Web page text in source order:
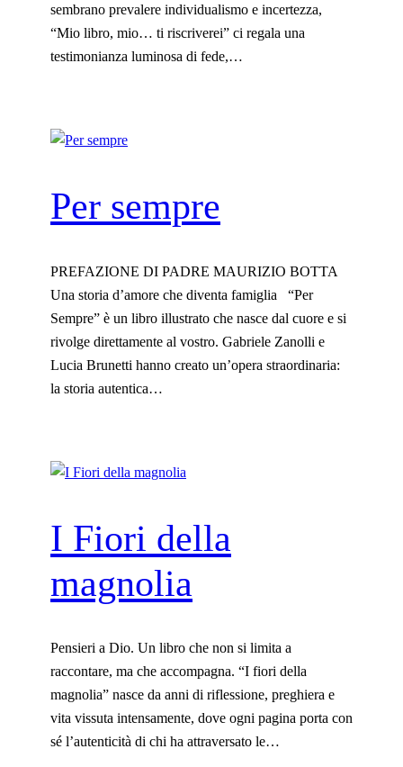
sembrano prevalere individualismo e incertezza,
“Mio libro, mio… ti riscriverei” ci regala una
testimonianza luminosa di fede,…
Per sempre
PREFAZIONE DI PADRE MAURIZIO BOTTA
Una storia d’amore che diventa famiglia “Per
Sempre” è un libro illustrato che nasce dal cuore e si
rivolge direttamente al vostro. Gabriele Zanolli e
Lucia Brunetti hanno creato un’opera straordinaria:
la storia autentica…
I Fiori della
magnolia
Pensieri a Dio. Un libro che non si limita a
raccontare, ma che accompagna. “I fiori della
magnolia” nasce da anni di riflessione, preghiera e
vita vissuta intensamente, dove ogni pagina porta con
sé l’autenticità di chi ha attraversato le…